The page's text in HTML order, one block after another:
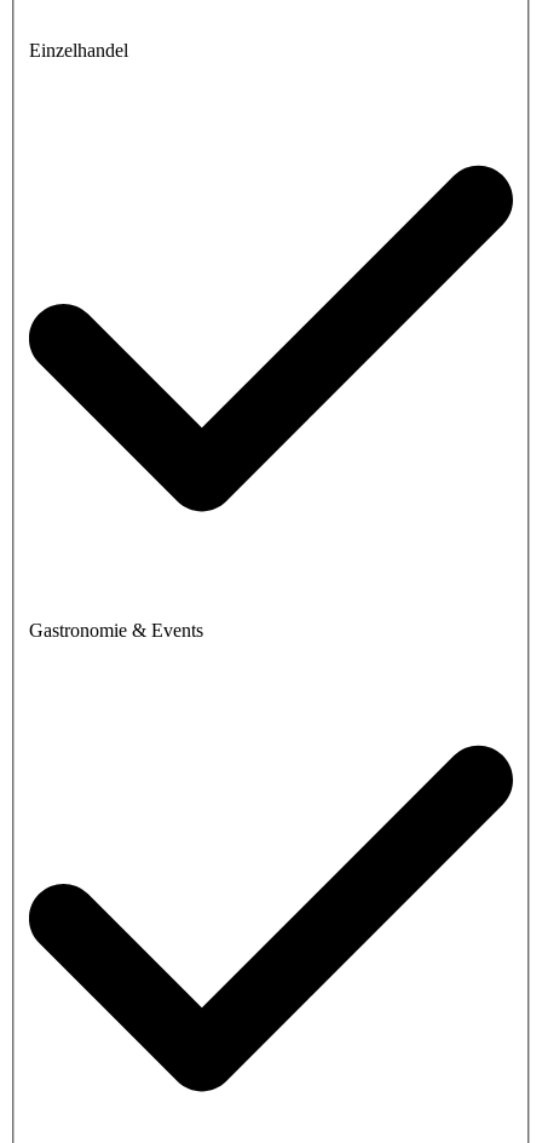
Einzelhandel
Gastronomie & Events